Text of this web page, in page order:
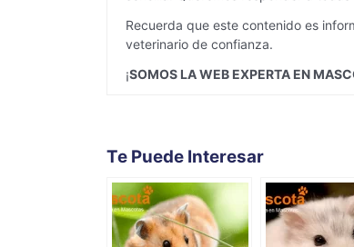
Recuerda que este contenido es
veterinario de confianza.
¡SOMOS LA WEB EXPERTA EN
Te Puede Interesar